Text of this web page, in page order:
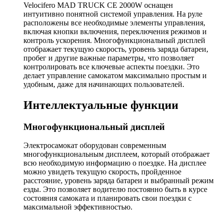
Velocifero MAD TRUCK CE 2000W оснащен
интуитивно понятной системой управления. На руле
расположены все необходимые элементы управления,
включая кнопки включения, переключения режимов и
контроль ускорения. Многофункциональный дисплей
отображает текущую скорость, уровень заряда батареи,
пробег и другие важные параметры, что позволяет
контролировать все ключевые аспекты поездки. Это
делает управление самокатом максимально простым и
удобным, даже для начинающих пользователей.
Интеллектуальные функции
Многофункциональный дисплей
Электросамокат оборудован современным
многофункциональным дисплеем, который отображает
всю необходимую информацию о поездке. На дисплее
можно увидеть текущую скорость, пройденное
расстояние, уровень заряда батареи и выбранный режим
езды. Это позволяет водителю постоянно быть в курсе
состояния самоката и планировать свои поездки с
максимальной эффективностью.